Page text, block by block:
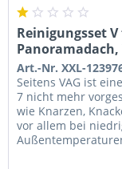
Reinigungsset
Art.-Nr. XXL-
Seitens VAG ist
7 nicht mehr
wie Knarzen,
vor allem bei